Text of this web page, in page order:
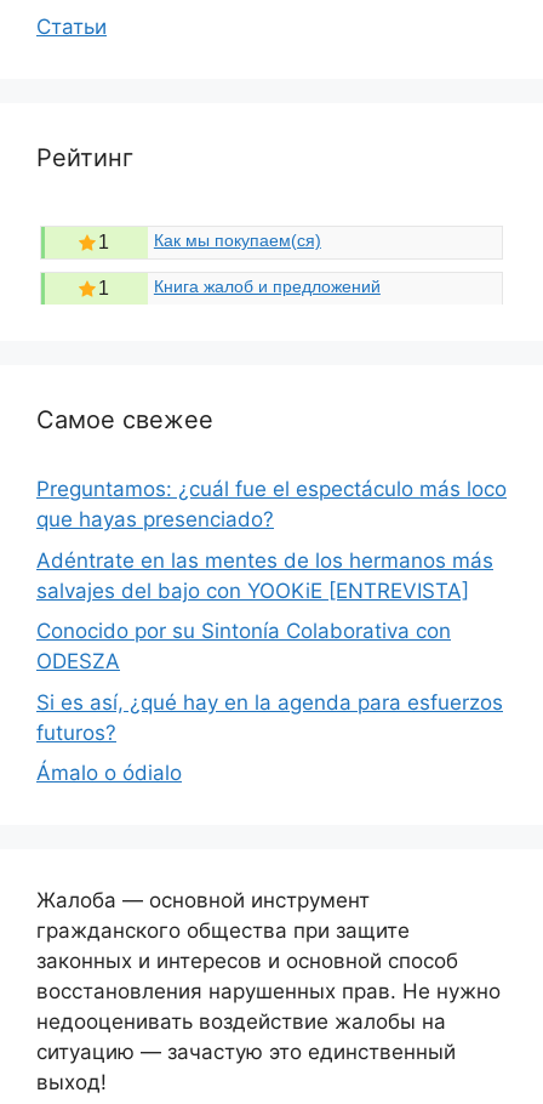
Статьи
Рейтинг
1 Как мы покупаем(ся)
1 Книга жалоб и предложений
Самое свежее
Preguntamos: ¿cuál fue el espectáculo más loco
que hayas presenciado?
Adéntrate en las mentes de los hermanos más
salvajes del bajo con YOOKiE [ENTREVISTA]
Conocido por su Sintonía Colaborativa con
ODESZA
Si es así, ¿qué hay en la agenda para esfuerzos
futuros?
Ámalo o ódialo
Жалоба — основной инструмент
гражданского общества при защите
законных и интересов и основной способ
восстановления нарушенных прав. Не нужно
недооценивать воздействие жалобы на
ситуацию — зачастую это единственный
выход!